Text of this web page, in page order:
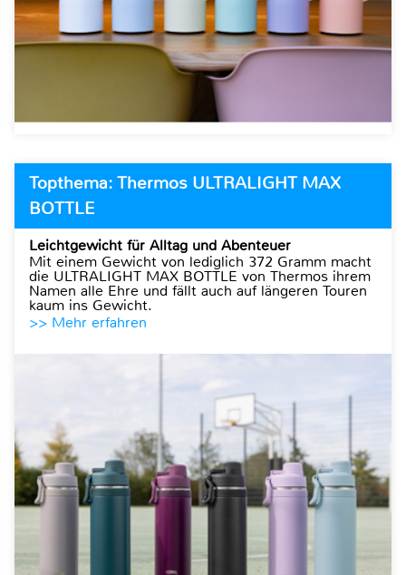
Topthema: Thermos ULTRALIGHT MAX
BOTTLE
Leichtgewicht für Alltag und Abenteuer
Mit einem Gewicht von lediglich 372 Gramm macht
die ULTRALIGHT MAX BOTTLE von Thermos ihrem
Namen alle Ehre und fällt auch auf längeren Touren
kaum ins Gewicht.
>> Mehr erfahren